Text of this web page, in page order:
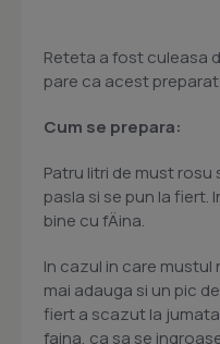
Reteta a fost culeasa
pare ca acest
Cum se prepara:
Patru litri de must
pasla si se pun la fiert.
bine cu fÄina.
In cazul in care
mai adauga si un pic
fiert a scazut la
faina, ca sa se